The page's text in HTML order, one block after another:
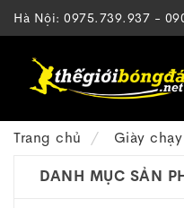
Hà Nội: 0975.739.937 -
Trang chủ Giày
DANH MỤC SẢN